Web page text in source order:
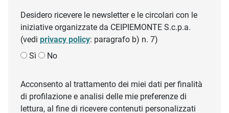
Desidero ricevere le newsletter e le circolari con le
iniziative organizzate da CEIPIEMONTE S.c.p.a.
(vedi privacy policy: paragrafo b) n. 7)
Sì
No
Acconsento al trattamento dei miei dati per finalità
di profilazione e analisi delle mie preferenze di
lettura, al fine di ricevere contenuti personalizzati